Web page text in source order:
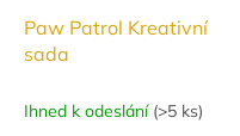
Paw Patrol Kreativní
sada
Ihned k odeslání (>5 ks)